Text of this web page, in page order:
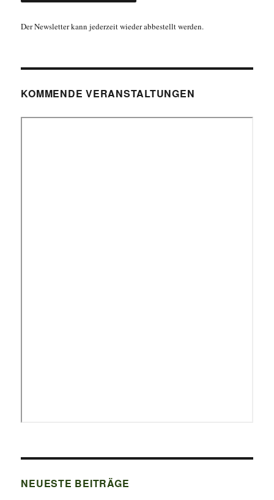
Der Newsletter kann jederzeit wieder abbestellt werden.
KOMMENDE VERANSTALTUNGEN
NEUESTE BEITRÄGE